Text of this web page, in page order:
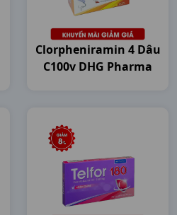
Clorpheniramin 4 Dâu
C100v DHG Pharma